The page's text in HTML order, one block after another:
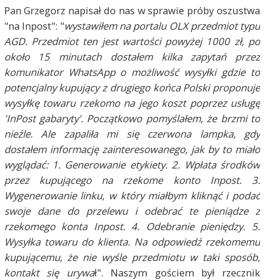
Pan Grzegorz napisał do nas w sprawie próby oszustwa
"na Inpost": "wystawiłem na portalu OLX przedmiot typu
AGD. Przedmiot ten jest wartości powyżej 1000 zł, po
około 15 minutach dostałem kilka zapytań przez
komunikator WhatsApp o możliwość wysyłki gdzie to
potencjalny kupujący z drugiego końca Polski proponuje
wysyłkę towaru rzekomo na jego koszt poprzez usługę
'InPost gabaryty'. Początkowo pomyślałem, że brzmi to
nieźle. Ale zapaliła mi się czerwona lampka, gdy
dostałem informację zainteresowanego, jak by to miało
wyglądać: 1. Generowanie etykiety. 2. Wpłata środków
przez kupującego na rzekome konto Inpost. 3.
Wygenerowanie linku, w który miałbym kliknąć i podać
swoje dane do przelewu i odebrać te pieniądze z
rzekomego konta Inpost. 4. Odebranie pieniędzy. 5.
Wysyłka towaru do klienta. Na odpowiedź rzekomemu
kupującemu, że nie wyśle przedmiotu w taki sposób,
kontakt się urywał". Naszym gościem był rzecznik